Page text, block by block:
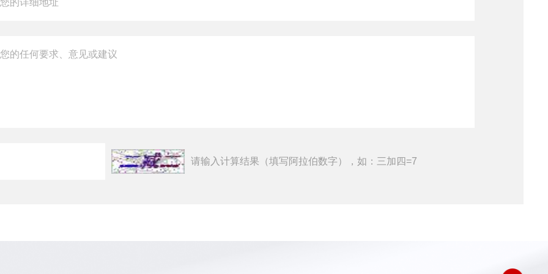
请输入计算结果（填写阿拉伯数字），如：三加四=7